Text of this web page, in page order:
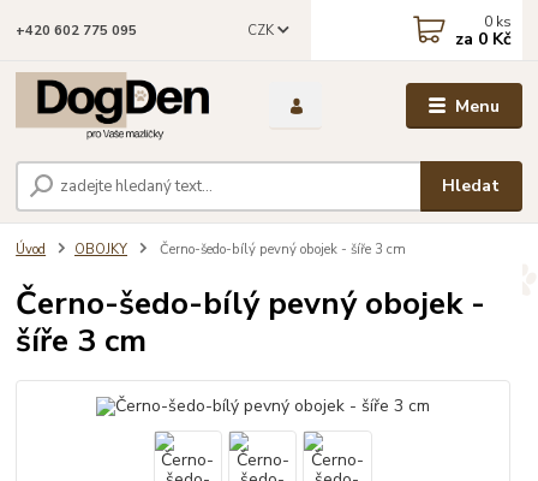
Menu
CZK
Hledat
+420 602 775 095 0 ks
za 0 Kč
Úvod OBOJKY Černo-šedo-bílý pevný obojek - šíře 3 cm
Černo-šedo-bílý pevný obojek -
šíře 3 cm